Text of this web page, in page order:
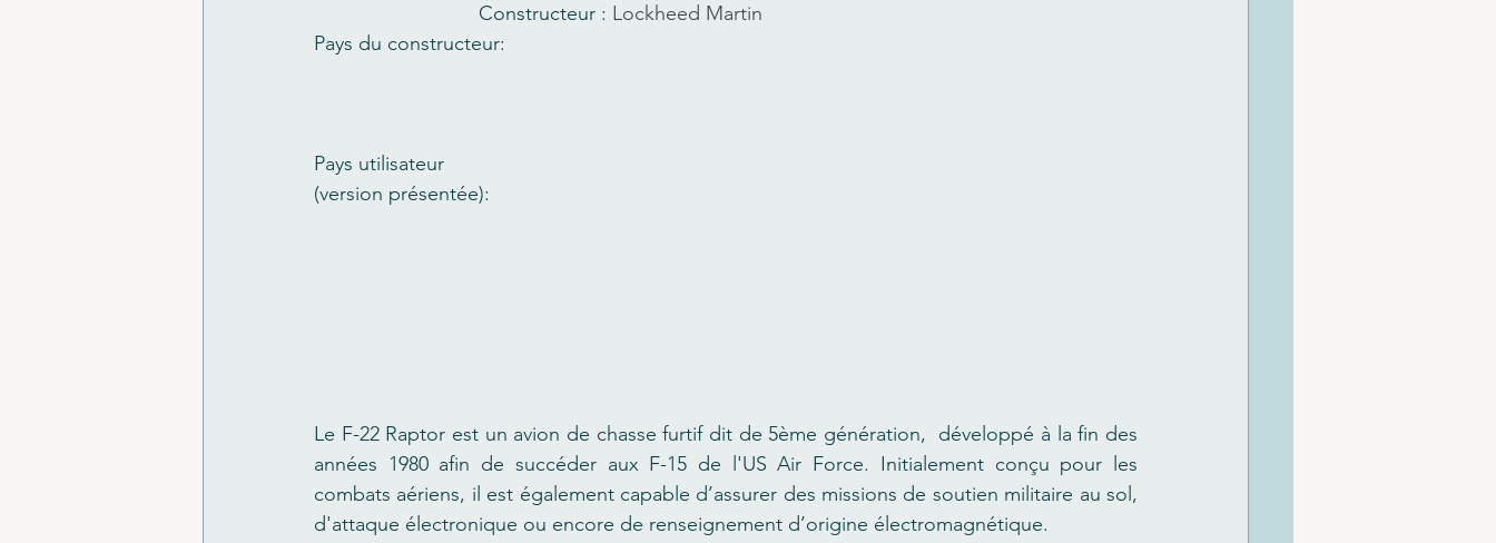
Constructeur : Lockheed Martin
Pays du constructeur:
Pays utilisateur
(version présentée):
Le F-22 Raptor est un avion de chasse furtif dit de 5ème génération,  développé à la fin des
années 1980 afin de succéder aux F-15 de l'US Air Force. Initialement conçu pour les
combats aériens, il est également capable d’assurer des missions de soutien militaire au sol,
d'attaque électronique ou encore de renseignement d’origine électromagnétique.